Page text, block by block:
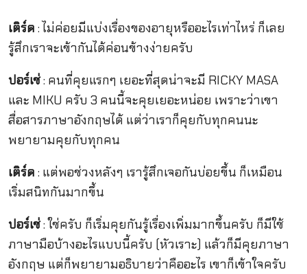
เติร์ด : ไม่ค่อยมีแบ่งเรื่องของอายุหรืออะไรเท่าไหร่ ก็เลย
รู้สึกเราจะเข้ากันได้ค่อนข้างง่ายครับ
ปอร์เช่: คนที่คุยแรกๆ เยอะที่สุดน่าจะมี RICKY MASA
และ MIKU ครับ 3 คนนี้จะคุยเยอะหน่อย เพราะว่าเขา
สื่อสารภาษาอังกฤษได้ แต่ว่าเราก็คุยกับทุกคนนะ
พยายามคุยกับทุกคน
เติร์ด : แต่พอช่วงหลังๆ เรารู้สึกเจอกันบ่อยขึ้น ก็เหมือน
เริ่มสนิทกันมากขึ้น
ปอร์เช่: ใช่ครับ ก็เริ่มคุยกันรู้เรื่องเพิ่มมากขึ้นครับ ก็มีใช้
ภาษามือบ้างอะไรแบบนี้ครับ (หัวเราะ) แล้วก็มีคุยภาษา
อังกฤษ แต่ก็พยายามอธิบายว่าคืออะไร เขาก็เข้าใจครับ